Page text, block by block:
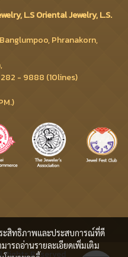
L.S Oriental Jewelry, L.S.
Phranakorn,
- 9888 (10lines)
Reserved
ะสิทธิภาพและประสบการณ์ที่ดี
ารถอ่านรายละเอียดเพิ่มเติม